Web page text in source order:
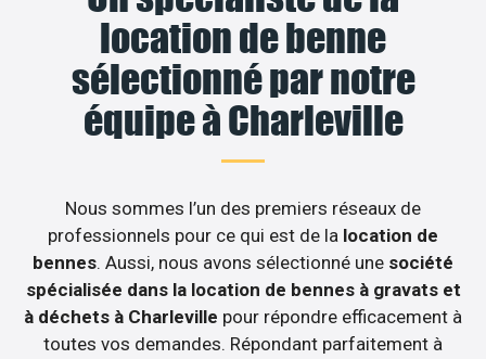
location de benne
sélectionné par notre
équipe à Charleville
Nous sommes l’un des premiers réseaux de
professionnels pour ce qui est de la location de
bennes. Aussi, nous avons sélectionné une société
spécialisée dans la location de bennes à gravats et
à déchets à Charleville pour répondre efficacement à
toutes vos demandes. Répondant parfaitement à